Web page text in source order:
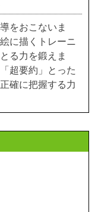
をおこないま
に描くトレーニ
る力を鍛えま
超要約」とった
確に把握する力